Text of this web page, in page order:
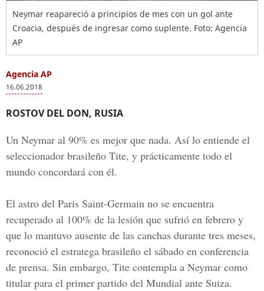
Neymar reapareció a principios de mes con un gol ante
Croacia, después de ingresar como suplente. Foto: Agencia
AP
Agencia AP
16.06.2018
ROSTOV DEL DON, RUSIA
Un Neymar al 90% es mejor que nada. Así lo entiende el
seleccionador brasileño Tite, y prácticamente todo el
mundo concordará con él.
El astro del Paris Saint-Germain no se encuentra
recuperado al 100% de la lesión que sufrió en febrero y
que lo mantuvo ausente de las canchas durante tres meses,
reconoció el estratega brasileño el sábado en conferencia
de prensa. Sin embargo, Tite contempla a Neymar como
titular para el primer partido del Mundial ante Suiza.